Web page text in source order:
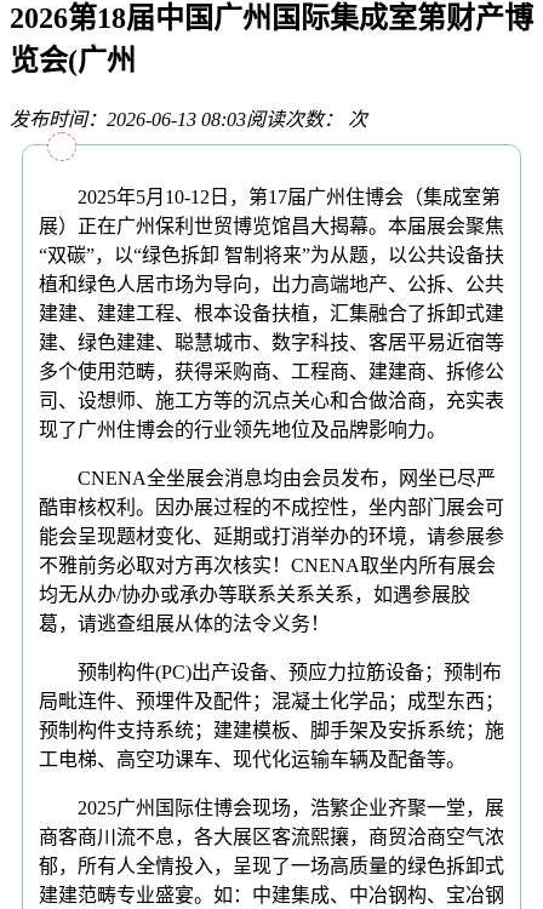
2026第18届中国广州国际集成室第财产博
览会(广州
发布时间：2026-06-13 08:03阅读次数： 次
2025年5月10-12日，第17届广州住博会（集成室第
展）正在广州保利世贸博览馆昌大揭幕。本届展会聚焦
“双碳”，以“绿色拆卸 智制将来”为从题，以公共设备扶
植和绿色人居市场为导向，出力高端地产、公拆、公共
建建、建建工程、根本设备扶植，汇集融合了拆卸式建
建、绿色建建、聪慧城市、数字科技、客居平易近宿等
多个使用范畴，获得采购商、工程商、建建商、拆修公
司、设想师、施工方等的沉点关心和合做洽商，充实表
现了广州住博会的行业领先地位及品牌影响力。
CNENA全坐展会消息均由会员发布，网坐已尽严
酷审核权利。因办展过程的不成控性，坐内部门展会可
能会呈现题材变化、延期或打消举办的环境，请参展参
不雅前务必取对方再次核实！CNENA取坐内所有展会
均无从办/协办或承办等联系关系关系，如遇参展胶
葛，请逃查组展从体的法令义务！
预制构件(PC)出产设备、预应力拉筋设备；预制布
局毗连件、预埋件及配件；混凝土化学品；成型东西；
预制构件支持系统；建建模板、脚手架及安拆系统；施
工电梯、高空功课车、现代化运输车辆及配备等。
2025广州国际住博会现场，浩繁企业齐聚一堂，展
商客商川流不息，各大展区客流熙攘，商贸洽商空气浓
郁，所有人全情投入，呈现了一场高质量的绿色拆卸式
建建范畴专业盛宴。如：中建集成、中冶钢构、宝冶钢